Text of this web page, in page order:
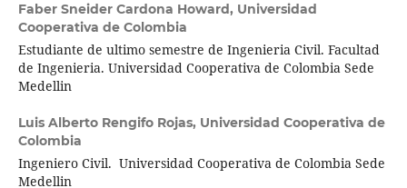
Faber Sneider Cardona Howard, Universidad
Cooperativa de Colombia
Estudiante de ultimo semestre de Ingenieria Civil. Facultad
de Ingenieria. Universidad Cooperativa de Colombia Sede
Medellin
Luis Alberto Rengifo Rojas, Universidad Cooperativa de
Colombia
Ingeniero Civil. Universidad Cooperativa de Colombia Sede
Medellin